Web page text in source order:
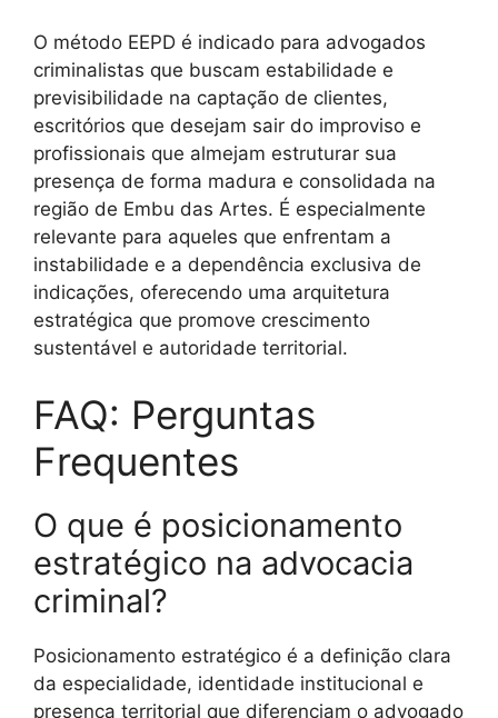
O método EEPD é indicado para advogados
criminalistas que buscam estabilidade e
previsibilidade na captação de clientes,
escritórios que desejam sair do improviso e
profissionais que almejam estruturar sua
presença de forma madura e consolidada na
região de Embu das Artes. É especialmente
relevante para aqueles que enfrentam a
instabilidade e a dependência exclusiva de
indicações, oferecendo uma arquitetura
estratégica que promove crescimento
sustentável e autoridade territorial.
FAQ: Perguntas
Frequentes
O que é posicionamento
estratégico na advocacia
criminal?
Posicionamento estratégico é a definição clara
da especialidade, identidade institucional e
presença territorial que diferenciam o advogado